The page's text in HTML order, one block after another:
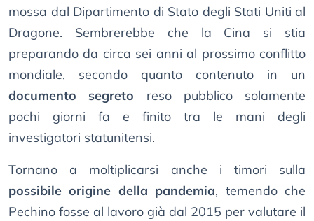
mossa dal Dipartimento di Stato degli Stati Uniti al
Dragone. Sembrerebbe che la Cina si stia
preparando da circa sei anni al prossimo conflitto
mondiale, secondo quanto contenuto in un
documento segreto reso pubblico solamente
pochi giorni fa e finito tra le mani degli
investigatori statunitensi.
Tornano a moltiplicarsi anche i timori sulla
possibile origine della pandemia, temendo che
Pechino fosse al lavoro già dal 2015 per valutare il